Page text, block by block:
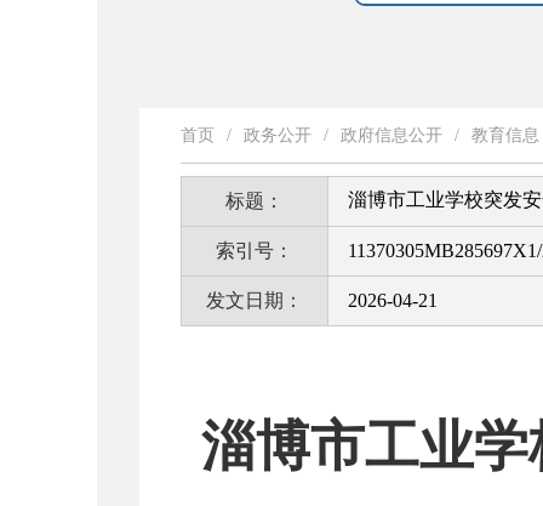
首页 / 政务公开 / 政府信息公开 / 教育信息
标题： 淄博市工业学校突发
索引号：
发文日期： 2026-04-21
淄博市工业